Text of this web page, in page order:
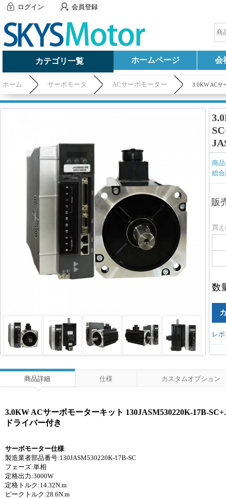
ログイン 会員登録
カテゴリ一覧 ホームページ 会
ホーム サーボモータ ACサーボモーター 3.0KW ACサ
商
総
販
買
数
レ
商品詳細 仕様 カスタムオプション
3.0KW ACサーボモーターキット 130JASM530220K-17B-
ドライバー付き
サーボモーター仕様:
製造業者部品番号:130JASM530220K-17B-SC
フェーズ:単相
定格出力:3000W
定格トルク:14.32N.m
ピークトルク:28.6N.m